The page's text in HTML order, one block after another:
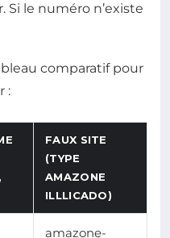
Si le numéro n’existe
comparatif pour
:
FAUX SITE
(TYPE
AMAZONE
ILLLICADO)
amazone-